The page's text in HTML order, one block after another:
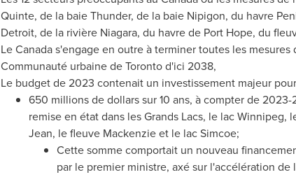
Quinte, de la baie Thunder, de la baie Nipigon, du havre
Detroit, de la rivière Niagara, du havre de Port Hope, du
Le Canadas'engage en outre à terminer toutes les
Communauté urbaine deTorontod'ici 2038,
Le budget de 2023 contenait un investissement majeur
650 millions de dollars sur 10 ans, à compter de
remise en état dans les Grands Lacs, le lacWinnipeg,
Jean, le fleuve Mackenzie et le lacSimcoe;
Cette somme comportait un nouveau
par le premier ministre, axé sur l'accélération